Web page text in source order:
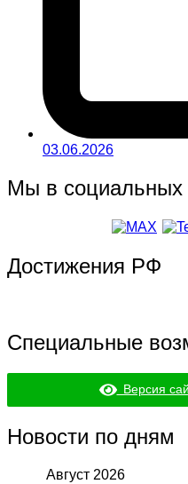
03.06.2026
Мы в социальных
Достижения РФ
Специальные
Версия
Новости по дням
Август 2026